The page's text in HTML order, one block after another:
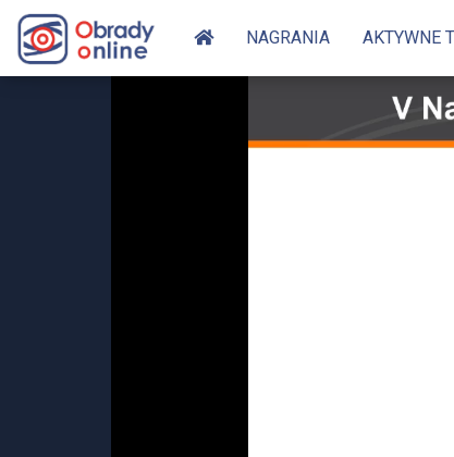
NAGRANIA AKTYWNE